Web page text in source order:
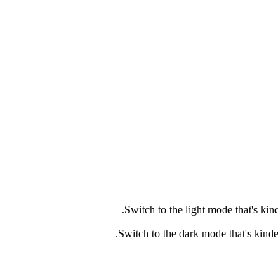
Switch to the light mode that's
Switch to the dark mode that's